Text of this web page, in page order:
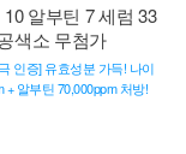
알부틴 7 세럼 33
색소 무첨가
인증] 유효성분 가득! 나이
+ 알부틴 70,000ppm 처방!